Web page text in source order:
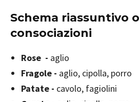
Schema riassuntivo
consociazioni
Rose - aglio
Fragole - aglio, cipolla, porro
Patate - cavolo, fagiolini